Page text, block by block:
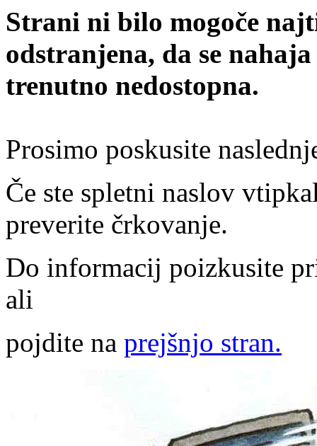
Strani ni bilo mogoče
odstranjena, da se
trenutno nedostopna.
Prosimo poskusite
Če ste spletni naslov
preverite črkovanje.
Do informacij poizkusite
ali
pojdite na prejšnjo stran.